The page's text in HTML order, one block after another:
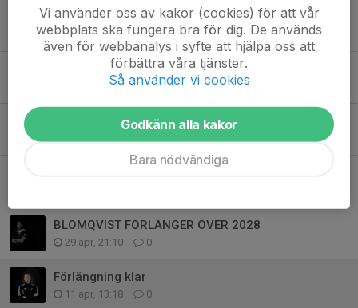
AIK Innebandy söker Klubbchef
29 jun, 09:45 0
Wiggo Andersson till AIK! 🖤💛
12 maj, 21:38 0
Varmt välkommen till AIK, Simon Berg! 🖤💛
11 maj, 08:05 0
BLOMQVIST FÖRLÄNGER ÖVER 2028
29 apr, 21:10 0
Förlängning klar
11 apr, 13:18 0
Vi använder oss av kakor (cookies) för att vår
webbplats ska fungera bra för dig. De används
även för webbanalys i syfte att hjälpa oss att
förbättra våra tjänster.
Så använder vi cookies
Godkänn alla kakor
Bara nödvändiga